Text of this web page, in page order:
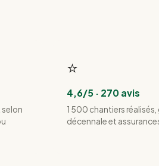
⭐
4,6/5 · 270 avis
1 500 chantiers
décennale et